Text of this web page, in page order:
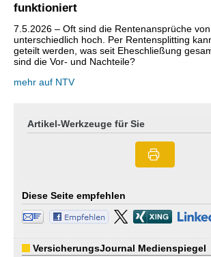
funktioniert
7.5.2026 – Oft sind die Rentenansprüche
unterschiedlich hoch. Per Rentensplitting
geteilt werden, was seit Eheschließung
sind die Vor- und Nachteile?
mehr auf NTV
Artikel-Werkzeuge für Sie
Diese Seite empfehlen
VersicherungsJournal Medienspiegel